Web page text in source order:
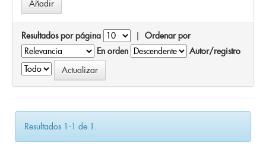
Resultados por página | Ordenar por
En orden
Autor/registro
Resultados 1-1 de 1.